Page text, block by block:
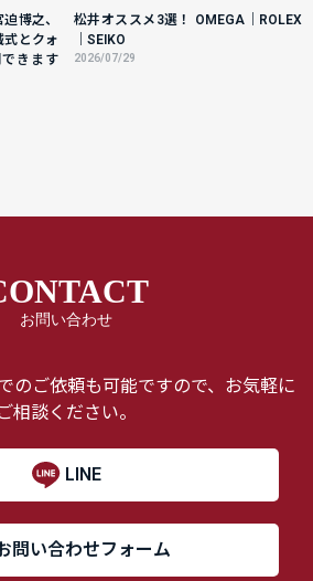
博之、
式とクォ
きます
松井オススメ3選！ OMEGA｜ROLEX
｜SEIKO
2026/07/29
お問い合わせ
のご依頼も可能ですので、お気軽に
相談ください。
LINE
問い合わせフォーム